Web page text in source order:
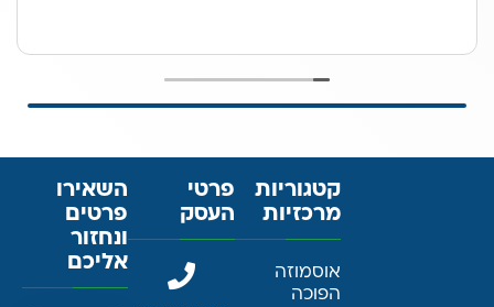
קטגוריות
מרכזיות
אוסמוזה
הפוכה
פרטי
העסק
השאירו
פרטים
ונחזור
אליכם